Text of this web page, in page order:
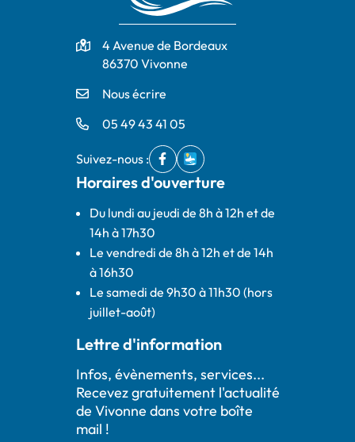
Adresse
4 Avenue de Bordeaux
86370 Vivonne
Nous écrire
05 49 43 41 05
Suivez-nous :
Facebook
(ouverture dans un nouvel onglet)
IntraMuros
(ouverture dans un nouvel
Horaires d'ouverture
Du lundi au jeudi de 8h à 12h et de
14h à 17h30
Le vendredi de 8h à 12h et de 14h
à 16h30
Le samedi de 9h30 à 11h30 (hors
juillet-août)
Lettre d'information
Infos, évènements, services...
Recevez gratuitement l'actualité
de Vivonne dans votre boîte
mail !